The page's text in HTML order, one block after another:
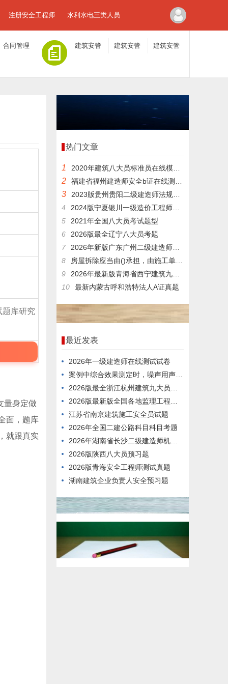
注册安全工程师 水利水电三类人员
合同管理 建筑安管 建筑安管 建筑安管
题库研究
量身定做
面，题库
就跟真实
热门文章
1 2020年建筑八大员标准员在线模拟考试模拟真题带参考资料
2 福建省福州建造师安全b证在线测试模拟试题带专业资料
3
2023版贵州贵阳二级建造师法规考试考前押题
4
2024版宁夏银川一级造价工程师测试历年题库
5
2021年全国八大员考试题型
6
2026版最全辽宁八大员考题
7
2026年新版广东广州二级建造师管理，难度高不高？
8
房屋拆除应当由()承担，由施工单位负责人对安全负责。
9
2026年最新版青海省西宁建筑九大员资料员在线模拟考试模拟题库
10
最新内蒙古呼和浩特法人A证真题
最近发表
2026年一级建造师在线测试试卷
案例中综合效果测定时，噪声用声级计测定选点在房间中心离地面高度1.6m处。
2026版最全浙江杭州建筑九大员题目
2026版最新版全国各地监理工程师历年题库
江苏省南京建筑施工安全员试题
2026年全国二建公路科目科目考题
2026年湖南省长沙二级建造师机电科目在线考试预习题
2026版陕西八大员预习题
2026版青海安全工程师测试真题
湖南建筑企业负责人安全预习题